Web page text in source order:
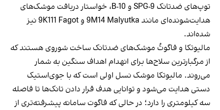
توپ‌های ضدتانک SPG-9 و B-10، خواستار دریافت موشک‌های
هدایت‌شونده‌ای مانند 9M14 Malyutka و 9K111 Fagot نیز
شده‌اند.
مالیوتکا و فاگوتُ موشک‌های ضدتانک ساخت شوروی هستند که
از مرگبارترین سلاح‌ها برای انهدام اهداف سنگین به شمار
می‌روند. مالیوتکا موشک نسل اولی است که با جوی‌استیک
دستی هدایت می‌شود و توانایی هدف قرار دادن تانک‌ها تا فاصله
سه کیلومتری را دارد؛ در حالی که فاگوت سامانه پیشرفته‌تری از